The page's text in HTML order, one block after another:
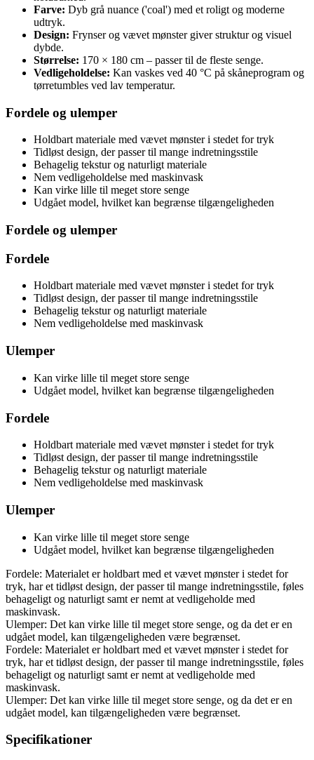
Farve: Dyb grå nuance ('coal') med et roligt og moderne
udtryk.
Design: Frynser og vævet mønster giver struktur og visuel
dybde.
Størrelse: 170 × 180 cm – passer til de fleste senge.
Vedligeholdelse: Kan vaskes ved 40 °C på skåneprogram og
tørretumbles ved lav temperatur.
Fordele og ulemper
Holdbart materiale med vævet mønster i stedet for tryk
Tidløst design, der passer til mange indretningsstile
Behagelig tekstur og naturligt materiale
Nem vedligeholdelse med maskinvask
Kan virke lille til meget store senge
Udgået model, hvilket kan begrænse tilgængeligheden
Fordele og ulemper
Fordele
Holdbart materiale med vævet mønster i stedet for tryk
Tidløst design, der passer til mange indretningsstile
Behagelig tekstur og naturligt materiale
Nem vedligeholdelse med maskinvask
Ulemper
Kan virke lille til meget store senge
Udgået model, hvilket kan begrænse tilgængeligheden
Fordele
Holdbart materiale med vævet mønster i stedet for tryk
Tidløst design, der passer til mange indretningsstile
Behagelig tekstur og naturligt materiale
Nem vedligeholdelse med maskinvask
Ulemper
Kan virke lille til meget store senge
Udgået model, hvilket kan begrænse tilgængeligheden
Fordele: Materialet er holdbart med et vævet mønster i stedet for
tryk, har et tidløst design, der passer til mange indretningsstile, føles
behageligt og naturligt samt er nemt at vedligeholde med
maskinvask.
Ulemper: Det kan virke lille til meget store senge, og da det er en
udgået model, kan tilgængeligheden være begrænset.
Fordele: Materialet er holdbart med et vævet mønster i stedet for
tryk, har et tidløst design, der passer til mange indretningsstile, føles
behageligt og naturligt samt er nemt at vedligeholde med
maskinvask.
Ulemper: Det kan virke lille til meget store senge, og da det er en
udgået model, kan tilgængeligheden være begrænset.
Specifikationer